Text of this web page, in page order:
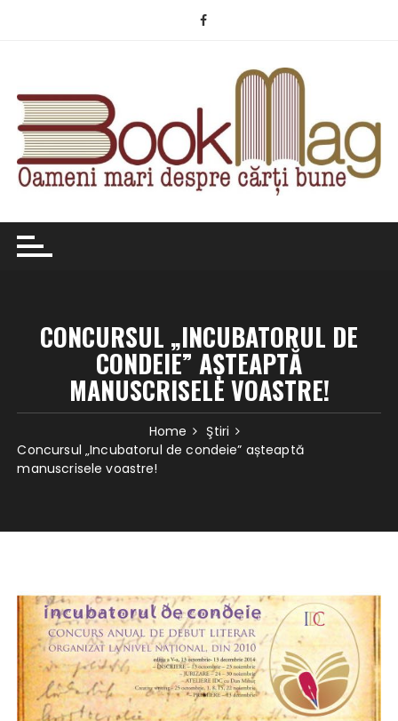
CONCURSUL „INCUBATORUL DE
CONDEIE” AȘTEAPTĂ
MANUSCRISELE VOASTRE!
Home
Ştiri
Concursul „Incubatorul de condeie” așteaptă
manuscrisele voastre!